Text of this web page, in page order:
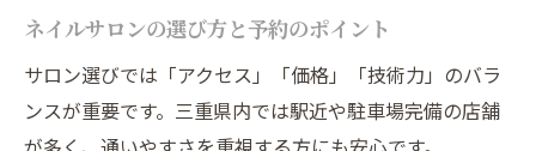
ネイルサロンの選び方と予約のポイント
サロン選びでは「アクセス」「価格」「技術力」のバラ
ンスが重要です。三重県内では駅近や駐車場完備の店舗